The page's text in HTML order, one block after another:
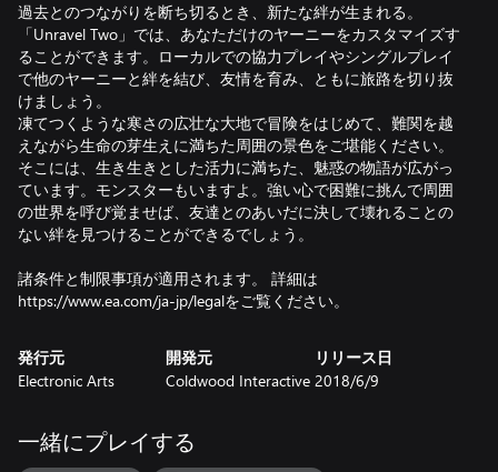
過去とのつながりを断ち切るとき、新たな絆が生まれる。
「Unravel Two」では、あなただけのヤーニーをカスタマイズす
ることができます。ローカルでの協力プレイやシングルプレイ
で他のヤーニーと絆を結び、友情を育み、ともに旅路を切り抜
けましょう。
凍てつくような寒さの広壮な大地で冒険をはじめて、難関を越
えながら生命の芽生えに満ちた周囲の景色をご堪能ください。
そこには、生き生きとした活力に満ちた、魅惑の物語が広がっ
ています。モンスターもいますよ。強い心で困難に挑んで周囲
の世界を呼び覚ませば、友達とのあいだに決して壊れることの
ない絆を見つけることができるでしょう。
諸条件と制限事項が適用されます。 詳細は
https://www.ea.com/ja-jp/legalをご覧ください。
発行元
Electronic Arts
開発元
Coldwood Interactive
リリース日
2018/6/9
一緒にプレイする